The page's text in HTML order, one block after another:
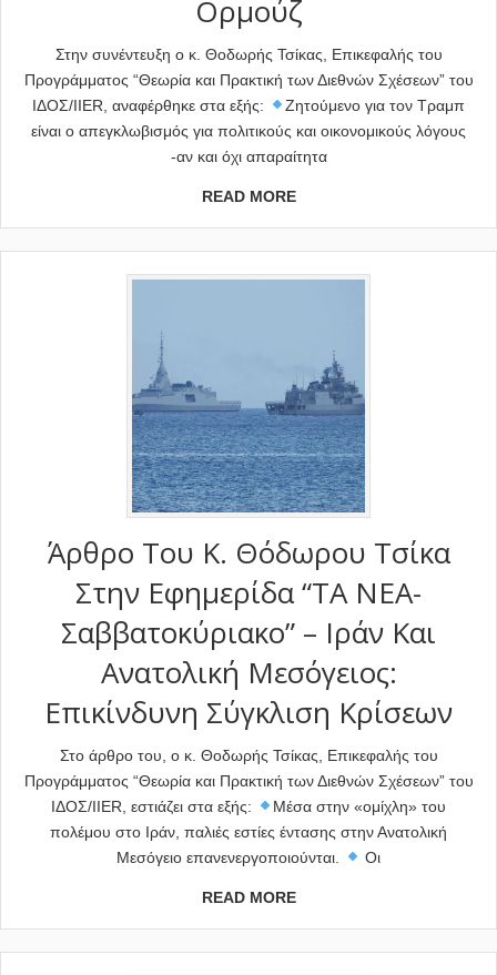
Ορμούζ
Στην συνέντευξη ο κ. Θοδωρής Τσίκας, Επικεφαλής του
Προγράμματος “Θεωρία και Πρακτική των Διεθνών Σχέσεων” του
ΙΔΟΣ/IIER, αναφέρθηκε στα εξής:
Ζητούμενο για τον Τραμπ
είναι ο απεγκλωβισμός για πολιτικούς και οικονομικούς λόγους
-αν και όχι απαραίτητα
READ MORE
Άρθρο Του Κ. Θόδωρου Τσίκα
Στην Εφημερίδα “ΤΑ ΝΕΑ-
Σαββατοκύριακο” – Ιράν Και
Ανατολική Μεσόγειος:
Επικίνδυνη Σύγκλιση Κρίσεων
Στο άρθρο του, ο κ. Θοδωρής Τσίκας, Επικεφαλής του
Προγράμματος “Θεωρία και Πρακτική των Διεθνών Σχέσεων” του
ΙΔΟΣ/IIER, εστιάζει στα εξής:
Μέσα στην «ομίχλη» του
πολέμου στο Ιράν, παλιές εστίες έντασης στην Ανατολική
Μεσόγειο επανενεργοποιούνται.
Οι
READ MORE